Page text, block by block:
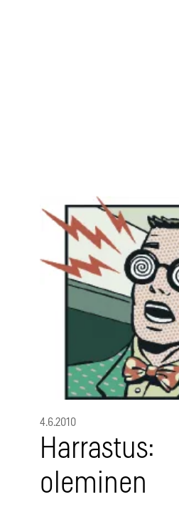
4.6.2010
Harrastus:
oleminen